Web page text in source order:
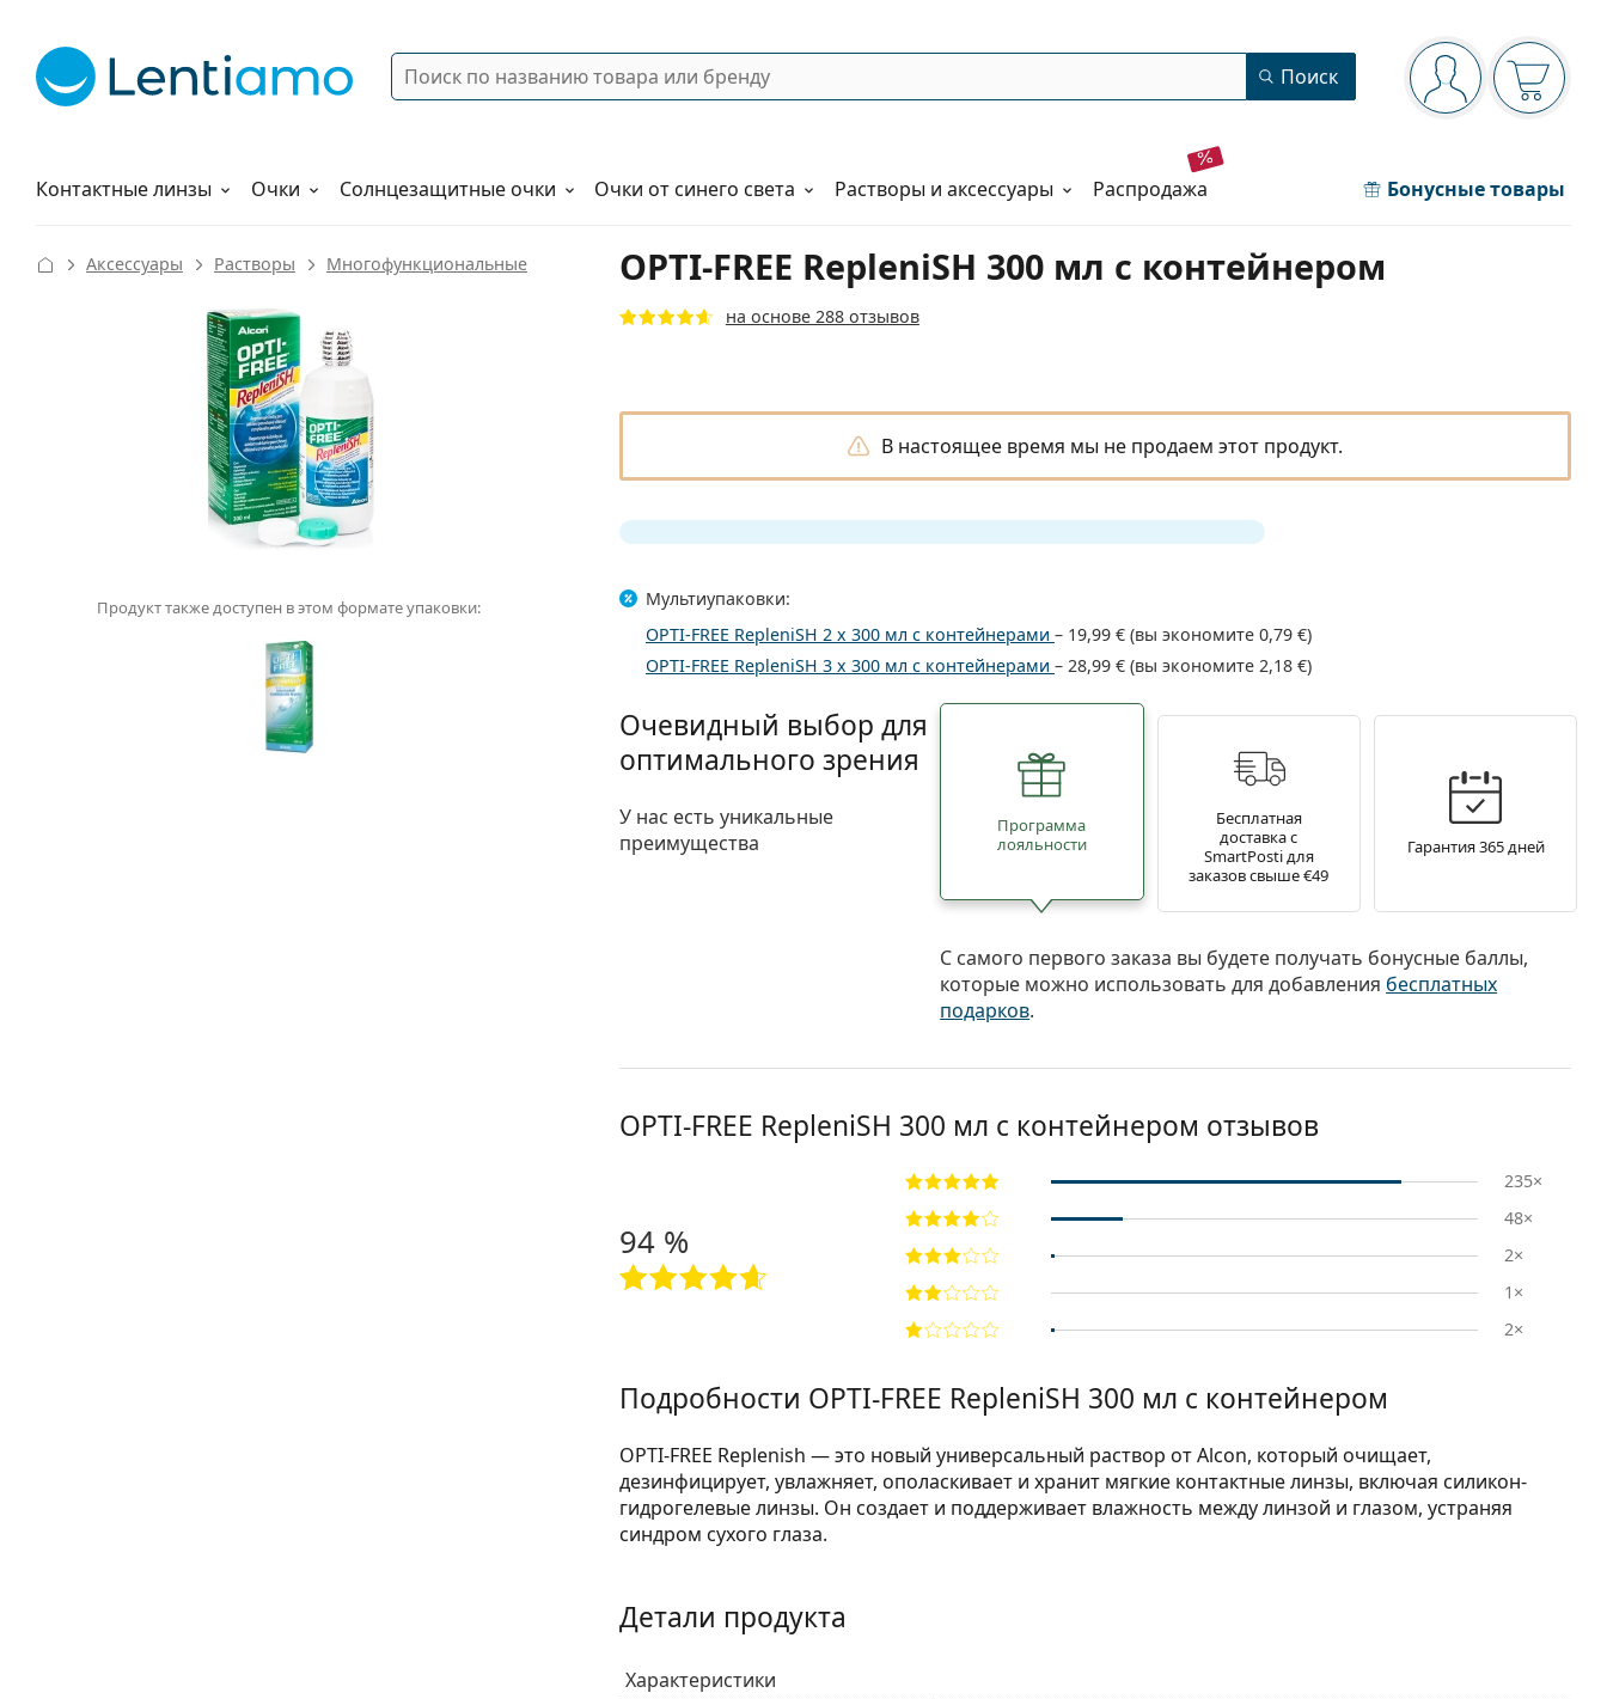
Панель навигации
Вы вошли вВаша
Поиск Поиск
Контактные линзы
Растворы Очки Солнцезащитные очки Очки от синего света Растворы и аксессуары распродажа Бонусные товары
Как заказать
OPTI-FREE RepleniSH 300 мл с контейнером
на основе 288 отзывов
Аксессуары Растворы Многофункциональные
Продукт также доступен в этом формате упаковки:
В настоящее время мы не продаем этот продукт.
Мультиупаковки:
OPTI-FREE RepleniSH 2 x 300 мл с контейнерами– 19,99 € (вы экономите0,79 €)
OPTI-FREE RepleniSH 3 x 300 мл с контейнерами–28,99 € (вы экономите2,18 €)
Очевидный выбор для
оптимального зрения
У нас есть уникальные
преимущества
Программа
лояльности
Бесплатная
доставка с
SmartPosti для
заказов свыше €49
Гарантия 365 дней
С самого первого заказа вы будете получать бонусные баллы,
которые можно использовать для добавления бесплатных
подарков.
OPTI-FREE RepleniSH 300 мл с контейнером отзывов
94 %
235×
48×
2×
1×
2×
Подробности OPTI-FREE RepleniSH 300 мл с контейнером
OPTI-FREE Replenish — это новый универсальный раствор от Alcon, который очищает,
дезинфицирует, увлажняет, ополаскивает и хранит мягкие контактные линзы, включая силикон-
гидрогелевые линзы. Он создает и поддерживает влажность между линзой и глазом, устраняя
синдром сухого глаза.
Детали продукта
Характеристики